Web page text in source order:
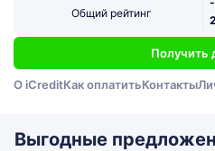
Общий рейтинг
Получить
О iCreditКак оплатитьКонтакты
Выгодные